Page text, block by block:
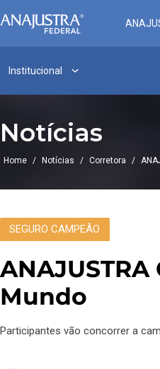
Institucional
Notícias
Home / Notícias / Corretora /
SEGURO CAMPEÃO
Mundo
Participantes vão concorrer a